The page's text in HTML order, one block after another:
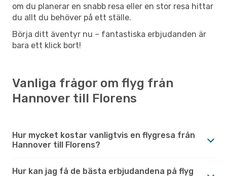
om du planerar en snabb resa eller en stor resa hittar
du allt du behöver på ett ställe.
Börja ditt äventyr nu – fantastiska erbjudanden är
bara ett klick bort!
Vanliga frågor om flyg från
Hannover till Florens
Hur mycket kostar vanligtvis en flygresa från
Hannover till Florens?
Hur kan jag få de bästa erbjudandena på flyg